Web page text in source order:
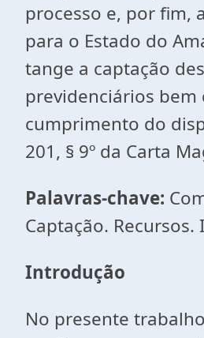
processo e, por fim,
para o Estado do
tange a captação
previdenciários bem
cumprimento do
201, § 9º da Carta
Palavras-chave:
Captação.
Introdução
No presente